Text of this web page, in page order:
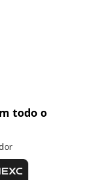
todo o